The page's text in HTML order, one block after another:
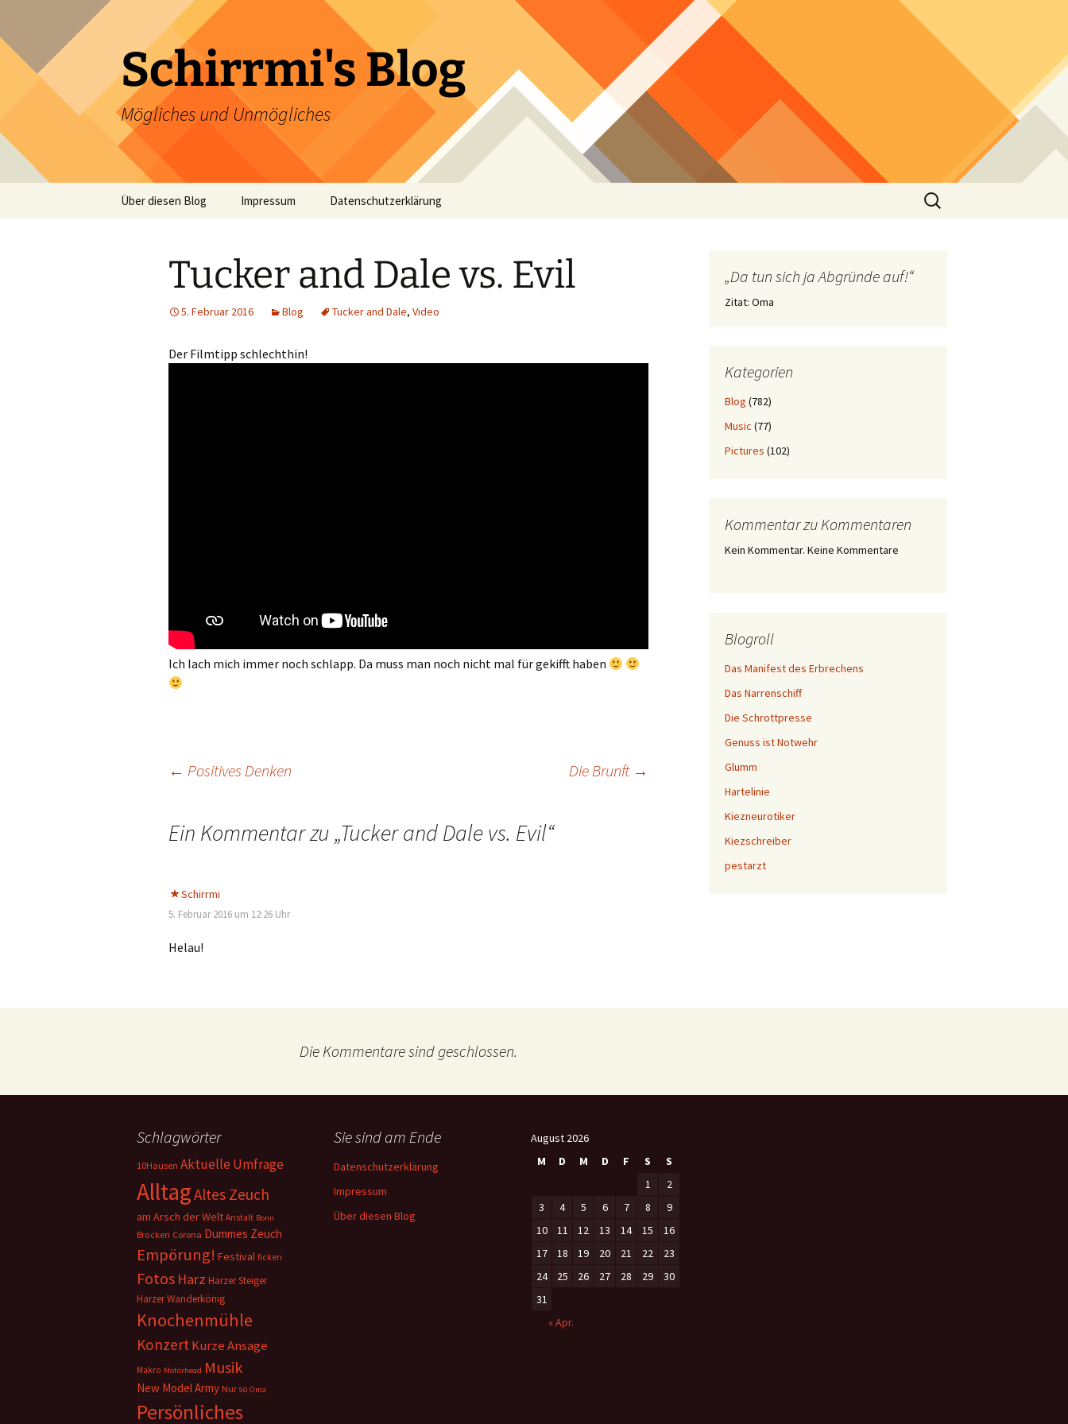
springen
Schirrmi's Blog
Mögliches und Unmögliches
Über diesen Blog Impressum Datenschutzerklärung
Suchen
nach:
Tucker and Dale vs. Evil
5. Februar 2016 Blog Tucker and Dale, Video
Der Filmtipp schlechthin!
Ich lach mich immer noch schlapp. Da muss man noch nicht mal für gekifft haben
Beitragsnavigation
← Positives Denken Die Brunft →
Ein Kommentar zu „Tucker and Dale vs. Evil“
Schirrmi
5. Februar 2016 um 12:26 Uhr
Helau!
Die Kommentare sind geschlossen.
„Da tun sich ja Abgründe auf!“
Zitat: Oma
Kategorien
Blog (782)
Music (77)
Pictures (102)
Kommentar zu Kommentaren
Kein Kommentar. Keine Kommentare
Blogroll
Das Manifest des Erbrechens
Das Narrenschiff
Die Schrottpresse
Genuss ist Notwehr
Glumm
Hartelinie
Kiezneurotiker
Kiezschreiber
pestarzt
Schlagwörter
10Hausen Aktuelle Umfrage
AlltagAltes Zeuch
am Arsch der Welt Anstalt Bonn
Brocken Corona Dummes Zeuch
Empörung! Festival ficken
Fotos Harz Harzer Steiger
Harzer Wanderkönig
Knochenmühle
KonzertKurze Ansage
Makro Motörhead Musik
New Model Army Nur so Oma
Persönliches
Sie sind am Ende
Datenschutzerklärung
Impressum
Über diesen Blog
August 2026
M
D M D F S
S
1
2
3
4 5 6 7 8
9
10
11 12 13 14 15
16
17
18 19 20 21 22
23
24
25 26 27 28 29
30
31
« Apr.